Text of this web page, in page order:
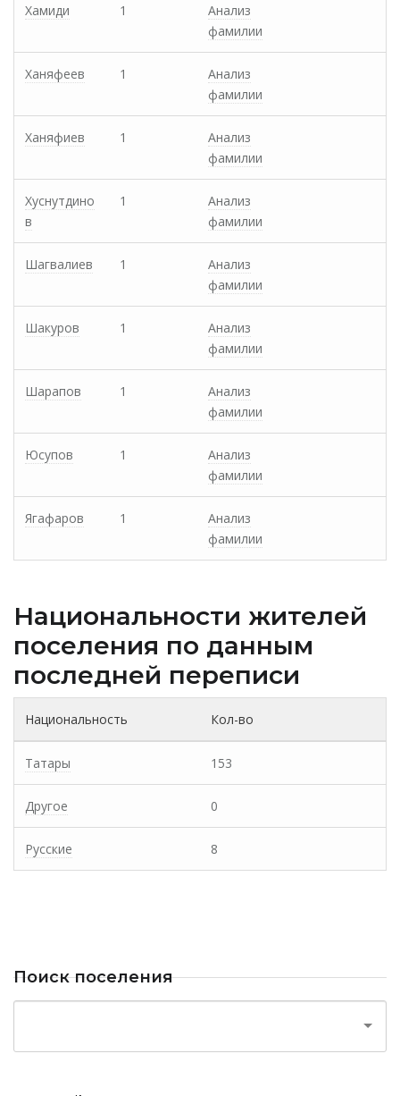
Хамиди 1
Анализ
фамилии
Ханяфеев 1
Анализ
фамилии
Ханяфиев 1
Анализ
фамилии
Хуснутдино
в
1
Анализ
фамилии
Шагвалиев 1
Анализ
фамилии
Шакуров 1
Анализ
фамилии
Шарапов 1
Анализ
фамилии
Юсупов 1
Анализ
фамилии
Ягафаров 1
Анализ
фамилии
Национальности жителей
поселения по данным
последней переписи
Национальность Кол-во
Татары 153
Другое 0
Русские 8
Поиск поселения